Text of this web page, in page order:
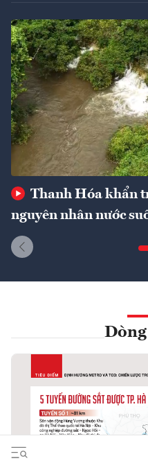
Thanh Hóa khẩn
nguyên nhân nước